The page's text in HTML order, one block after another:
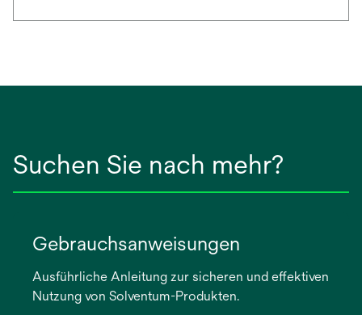
Suchen Sie nach mehr?
Gebrauchsanweisungen
Ausführliche Anleitung zur sicheren und effektiven
Nutzung von Solventum-Produkten.